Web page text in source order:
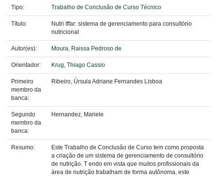
Tipo: Trabalho de Conclusão de Curso Técnico
Título:
Nutri Iffar: sistema de gerenciamento para consultório
nutricional
Autor(es): Moura, Raissa Pedroso de
Orientador: Krug, Thiago Cassio
Primeiro
membro da
banca:
Ribeiro, Úrsula Adriane Fernandes Lisboa
Segundo
membro da
banca:
Hernandez, Mariele
Resumo:
Este Trabalho de Conclusão de Curso tem como proposta
a criação de um sistema de gerenciamento de consultório
de nutrição. T endo em vista que muitos profissionais da
área de nutrição trabalham de forma autônoma, este